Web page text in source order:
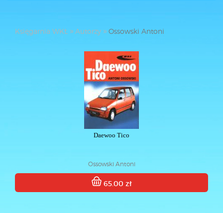
Księgarnia WKŁ Autorzy Ossowski Antoni
Daewoo Tico
Ossowski Antoni
65.00 zł